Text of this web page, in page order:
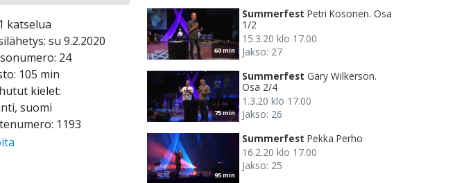
katselua
su 9.2.2020
24
105 min
kielet:
suomi
1193
60 min
Summerfest Petri Kosonen. Osa
1/2
15.3.20 klo 17.00
Jakso: 27
75 min
Summerfest Gary Wilkerson.
Osa 2/4
1.3.20 klo 17.00
Jakso: 26
95 min
Summerfest Pekka Perho
16.2.20 klo 17.00
Jakso: 25